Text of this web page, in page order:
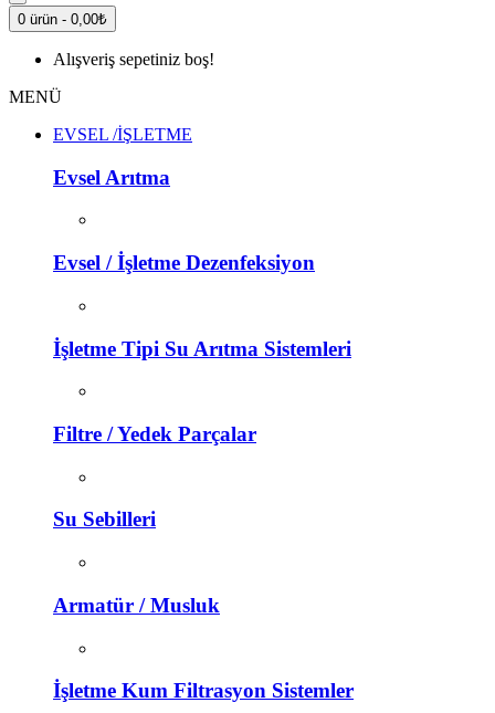
0 ürün - 0,00₺
Alışveriş sepetiniz boş!
MENÜ
EVSEL /İŞLETME
Evsel Arıtma
Evsel / İşletme Dezenfeksiyon
İşletme Tipi Su Arıtma Sistemleri
Filtre / Yedek Parçalar
Su Sebilleri
Armatür / Musluk
İşletme Kum Filtrasyon Sistemler